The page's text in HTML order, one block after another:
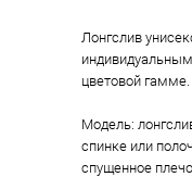
Лонгслив
цветовой гамме.
Модель:
спинке или
спущенное